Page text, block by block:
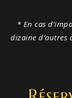
* En cas
dizaine d’autres